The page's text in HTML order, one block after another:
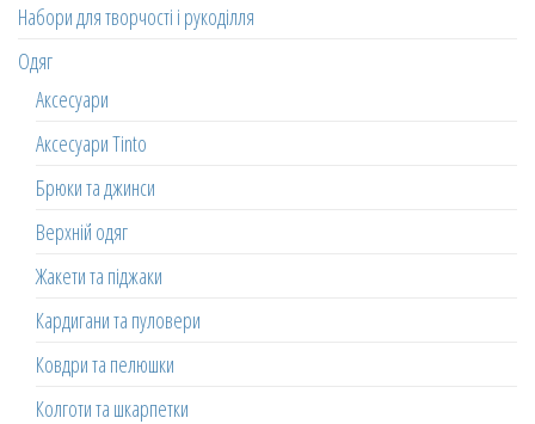
Набори для творчості і рукоділля
Одяг
Аксесуари
Аксесуари Tinto
Брюки та джинси
Верхній одяг
Жакети та піджаки
Кардигани та пуловери
Ковдри та пелюшки
Колготи та шкарпетки